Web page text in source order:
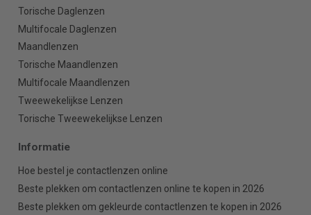
Torische Daglenzen
Multifocale Daglenzen
Maandlenzen
Torische Maandlenzen
Multifocale Maandlenzen
Tweewekelijkse Lenzen
Torische Tweewekelijkse Lenzen
Informatie
Hoe bestel je contactlenzen online
Beste plekken om contactlenzen online te kopen in 2026
Beste plekken om gekleurde contactlenzen te kopen in 2026